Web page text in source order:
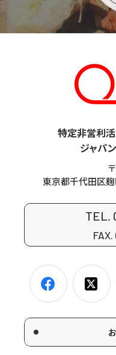
特定非営利活
ジャパ
東京都千代田区
TEL.